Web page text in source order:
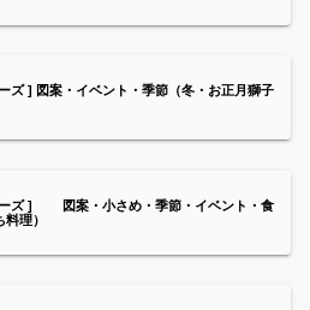
ズ ] 図案・イベント・季節（冬・お正月獅子
ズ ] 図案・小さめ・季節・イベント・食
理）